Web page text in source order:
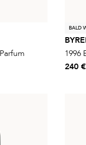
BALD
1996
240 €